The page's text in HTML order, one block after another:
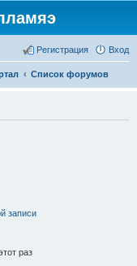
Вход
Регистрация
Список форумов
записи
раз